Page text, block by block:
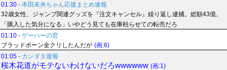
01:30 - 本田未央ちゃん応援まとめ速報
32歳女性、ジャンプ関連グッズを『注文キャンセル』繰り返し逮捕。総額43億。
「購入した気分になる」いやどう見ても在庫枯らせての転売だろ
01:10 - ゲーハーの窓
ブラッドボーン全クリしたんだが (画:6)
01:05 - カンダタ速報
桜木花道がモテないわけないだろwwwwww (画:1)